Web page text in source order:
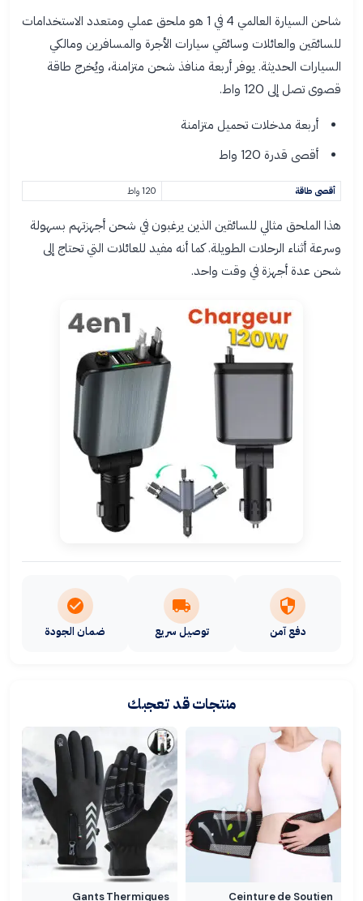
شاحن السيارة العالمي 4 في 1 هو ملحق عملي ومتعدد الاستخدامات
للسائقين والعائلات وسائقي سيارات الأجرة والمسافرين ومالكي
السيارات الحديثة. يوفر أربعة منافذ شحن متزامنة، ويُخرج طاقة
قصوى تصل إلى 120 واط.
أربعة مدخلات تحميل متزامنة
أقصى قدرة 120 واط
أقصى طاقة 120 واط
هذا الملحق مثالي للسائقين الذين يرغبون في شحن أجهزتهم بسهولة
وسرعة أثناء الرحلات الطويلة. كما أنه مفيد للعائلات التي تحتاج إلى
شحن عدة أجهزة في وقت واحد.
دفع آمن توصيل سريع ضمان الجودة
منتجات قد تعجبك
Ceinture de Soutien
Gants Thermiques